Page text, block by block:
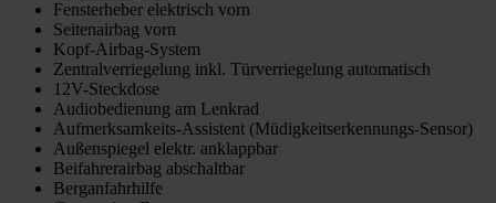
Fensterheber elektrisch vorn
Seitenairbag vorn
Kopf-Airbag-System
Zentralverriegelung inkl. Türverriegelung automatisch
12V-Steckdose
Audiobedienung am Lenkrad
Aufmerksamkeits-Assistent (Müdigkeitserkennungs-Sensor)
Außenspiegel elektr. anklappbar
Beifahrerairbag abschaltbar
Berganfahrhilfe